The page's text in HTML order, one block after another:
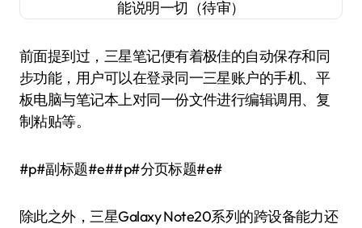
前面提到过，三星笔记便有着极佳的自动保存和同
步功能，用户可以在登录同一三星账户的手机、平
板电脑与笔记本上对同一份文件进行编辑调用、复
制粘贴等。
#p#副标题#e##p#分页标题#e#
除此之外，三星Galaxy Note20系列的跨设备能力还